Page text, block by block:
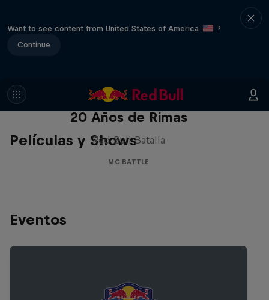
Want to see content from United States of America
?
Continue
Películas y Shows
Red Bull Batalla Nueva Historia:
20 Años de Rimas
Red Bull Batalla
MC BATTLE
Eventos